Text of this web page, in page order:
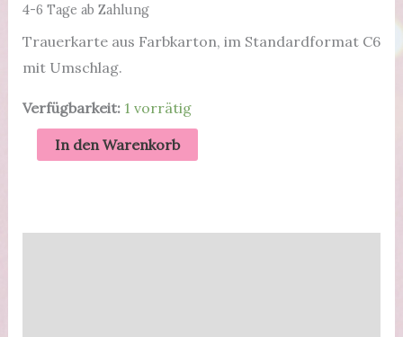
4-6 Tage ab Zahlung
Trauerkarte aus Farbkarton, im Standardformat C6
mit Umschlag.
Verfügbarkeit: 1 vorrätig
Trauerkarte
In den Warenkorb